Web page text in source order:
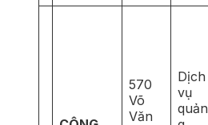
570
Võ
Văn
Dịch
vụ
quản